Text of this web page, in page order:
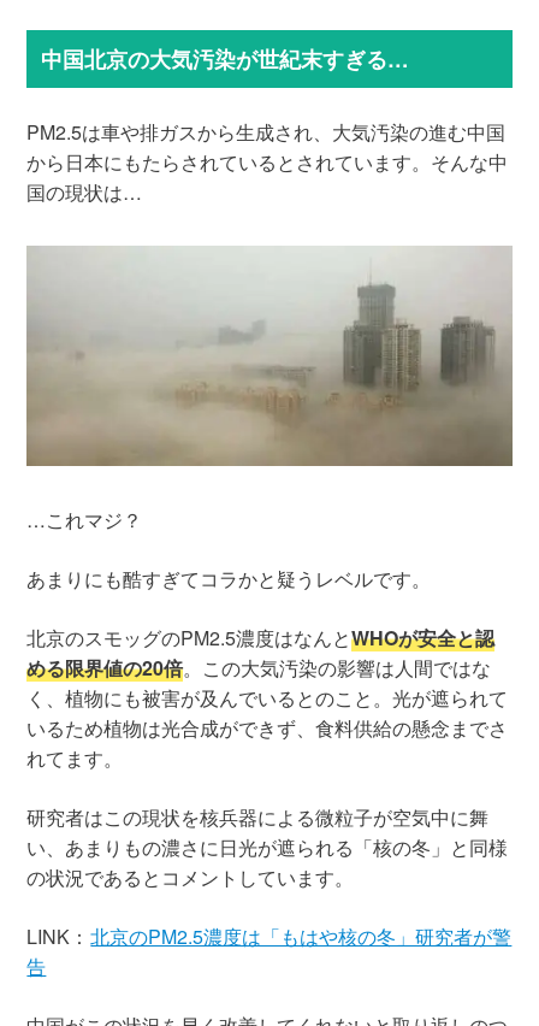
中国北京の大気汚染が世紀末すぎる…
PM2.5は車や排ガスから生成され、大気汚染の進む中国
から日本にもたらされているとされています。そんな中
国の現状は…
…これマジ？
あまりにも酷すぎてコラかと疑うレベルです。
北京のスモッグのPM2.5濃度はなんとWHOが安全と認
める限界値の20倍。この大気汚染の影響は人間ではな
く、植物にも被害が及んでいるとのこと。光が遮られて
いるため植物は光合成ができず、食料供給の懸念までさ
れてます。
研究者はこの現状を核兵器による微粒子が空気中に舞
い、あまりもの濃さに日光が遮られる「核の冬」と同様
の状況であるとコメントしています。
LINK： 北京のPM2.5濃度は「もはや核の冬」研究者が警
告